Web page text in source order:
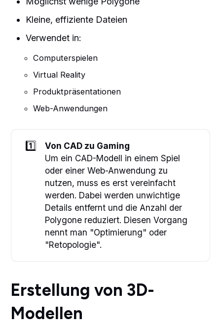
Kleine, effiziente Dateien
Verwendet in:
Computerspielen
Virtual Reality
Produktpräsentationen
Web-Anwendungen
1️⃣
Von CAD zu Gaming
Um ein CAD-Modell in einem Spiel
oder einer Web-Anwendung zu
nutzen, muss es erst vereinfacht
werden. Dabei werden unwichtige
Details entfernt und die Anzahl der
Polygone reduziert. Diesen Vorgang
nennt man "Optimierung" oder
"Retopologie".
Erstellung von 3D-
Modellen